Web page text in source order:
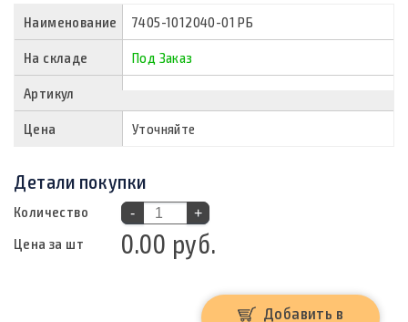
Наименование 7405-1012040-01 РБ
На складе Под Заказ
Артикул
Цена Уточняйте
Детали покупки
Количество - +
Цена за шт 0.00 руб.
Добавить в